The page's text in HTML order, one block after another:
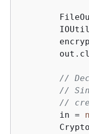
//
//
//
        in =